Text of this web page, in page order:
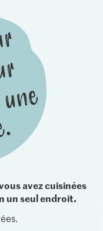
avez cuisinées
un seul endroit.